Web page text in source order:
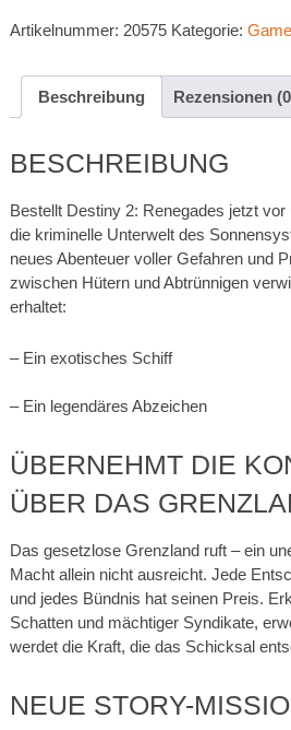
Artikelnummer: 20575 Kategorie:
Beschreibung Rezensionen
BESCHREIBUNG
Bestellt Destiny 2: Renegades jetzt
die kriminelle Unterwelt des
neues Abenteuer voller Gefahren und
zwischen Hütern und Abtrünnigen
erhaltet:
– Ein exotisches Schiff
– Ein legendäres Abzeichen
ÜBERNEHMT DIE
ÜBER DAS
Das gesetzlose Grenzland ruft – ein
Macht allein nicht ausreicht. Jede
und jedes Bündnis hat seinen Preis.
Schatten und mächtiger Syndikate,
werdet die Kraft, die das Schicksal
NEUE STORY-